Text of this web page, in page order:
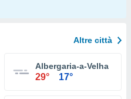
Altre città
Albergaria-a-Velha
29° 17°